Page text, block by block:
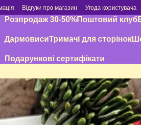
Відгуки про магазин
Угода користувача
Розпродаж 30-50%Поштовий клуб
ДармовисиТримачі для сторінок
Подарункові сертифікати